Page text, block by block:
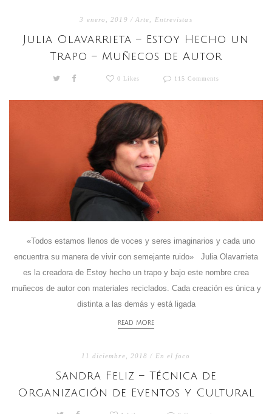
3 enero, 2019 / Arte Entrevistas
Julia Olavarrieta – Estoy Hecho un
Trapo – Muñecos de Autor
0 Likes 115 Comments
«Todos estamos llenos de voces y seres imaginarios y cada uno
encuentra su manera de vivir con semejante ruido» Julia Olavarrieta
es la creadora de Estoy hecho un trapo y bajo este nombre crea
muñecos de autor con materiales reciclados. Cada creación es única y
distinta a las demás y está ligada
READ MORE
11 diciembre, 2018 / En el foco
Sandra Feliz – Técnica de
Organización de Eventos y Cultural